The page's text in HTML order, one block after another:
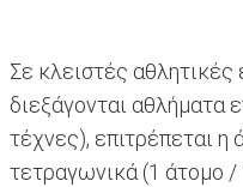
Σε κλειστές
διεξάγονται αθλήματα
τέχνες), επιτρέπεται
τετραγωνικά (1 άτομο /